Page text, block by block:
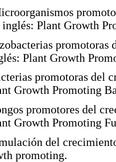
Plant Growth
promotoras
Plant Growth
promotoras del
Growth Promoting
promotores del
Growth Promoting
del
promoting.